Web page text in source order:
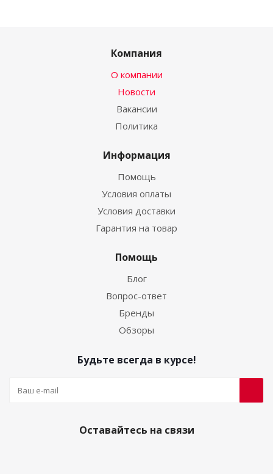
Компания
О компании
Новости
Вакансии
Политика
Информация
Помощь
Условия оплаты
Условия доставки
Гарантия на товар
Помощь
Блог
Вопрос-ответ
Бренды
Обзоры
Будьте всегда в курсе!
Оставайтесь на связи